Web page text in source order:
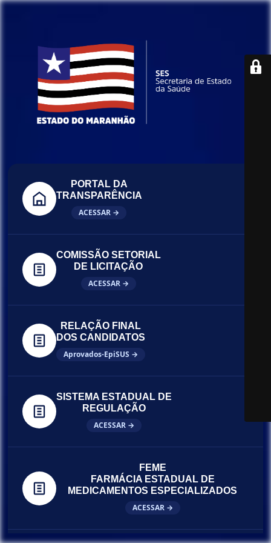
PORTAL DA
TRANSPARÊNCIA
ACESSAR →
COMISSÃO SETORIAL
DE LICITAÇÃO
ACESSAR →
RELAÇÃO FINAL
DOS CANDIDATOS
Aprovados-EpiSUS →
SISTEMA ESTADUAL DE
REGULAÇÃO
ACESSAR →
FEME
FARMÁCIA ESTADUAL DE
MEDICAMENTOS ESPECIALIZADOS
ACESSAR →